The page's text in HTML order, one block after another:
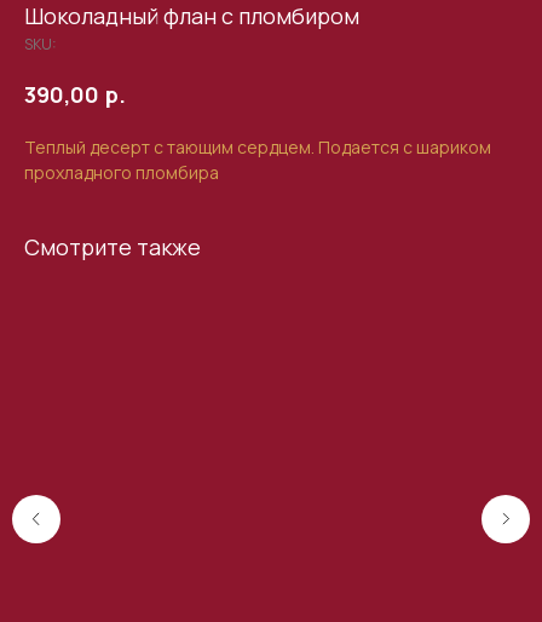
Шоколадный флан с пломбиром
SKU:
390,00 р.
Теплый десерт с тающим сердцем. Подается с шариком
прохладного пломбира
Смотрите также